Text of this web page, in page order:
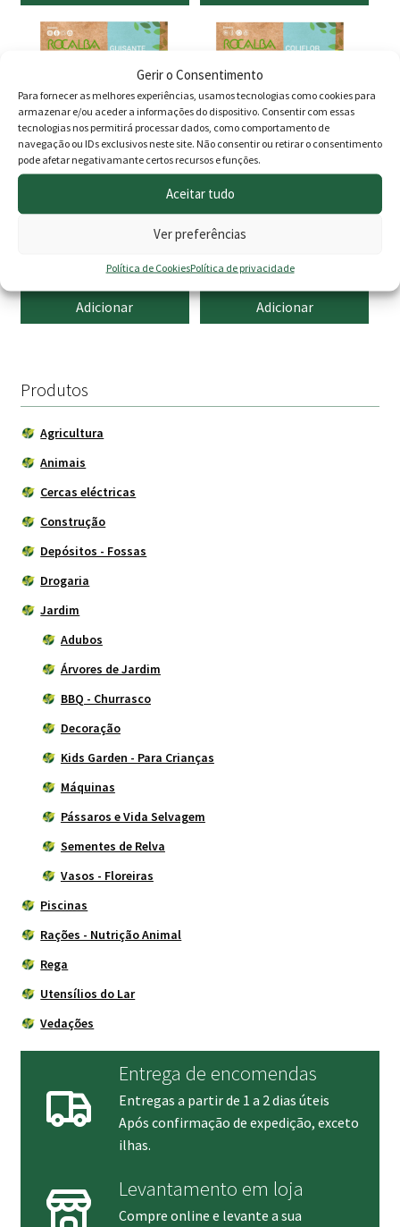
Gerir o Consentimento
Para fornecer as melhores experiências, usamos tecnologias como cookies para
armazenar e/ou aceder a informações do dispositivo. Consentir com essas
tecnologias nos permitirá processar dados, como comportamento de
navegação ou IDs exclusivos neste site. Não consentir ou retirar o consentimento
pode afetar negativamante certos recursos e funções.
Aceitar tudo
Ver preferências
Política de CookiesPolítica de privacidade
Ervilha Lincoln
1.90€
Adicionar
Couve Flor Romanesco
1.60
Adicionar
Produtos
Agricultura
Animais
Cercas eléctricas
Construção
Depósitos - Fossas
Drogaria
Jardim
Adubos
Árvores de Jardim
BBQ - Churrasco
Decoração
Kids Garden - Para Crianças
Máquinas
Pássaros e Vida Selvagem
Sementes de Relva
Vasos - Floreiras
Piscinas
Rações - Nutrição Animal
Rega
Utensílios do Lar
Vedações
Entrega de encomendas
Entregas a partir de 1 a 2 dias úteis
Após confirmação de expedição, exceto
ilhas.
Levantamento em loja
Compre online e levante a sua